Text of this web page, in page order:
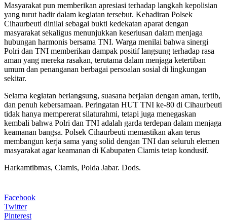
Masyarakat pun memberikan apresiasi terhadap langkah kepolisian
yang turut hadir dalam kegiatan tersebut. Kehadiran Polsek
Cihaurbeuti dinilai sebagai bukti kedekatan aparat dengan
masyarakat sekaligus menunjukkan keseriusan dalam menjaga
hubungan harmonis bersama TNI. Warga menilai bahwa sinergi
Polri dan TNI memberikan dampak positif langsung terhadap rasa
aman yang mereka rasakan, terutama dalam menjaga ketertiban
umum dan penanganan berbagai persoalan sosial di lingkungan
sekitar.
Selama kegiatan berlangsung, suasana berjalan dengan aman, tertib,
dan penuh kebersamaan. Peringatan HUT TNI ke-80 di Cihaurbeuti
tidak hanya mempererat silaturahmi, tetapi juga menegaskan
kembali bahwa Polri dan TNI adalah garda terdepan dalam menjaga
keamanan bangsa. Polsek Cihaurbeuti memastikan akan terus
membangun kerja sama yang solid dengan TNI dan seluruh elemen
masyarakat agar keamanan di Kabupaten Ciamis tetap kondusif.
Harkamtibmas, Ciamis, Polda Jabar. Dods.
Facebook
Twitter
Pinterest